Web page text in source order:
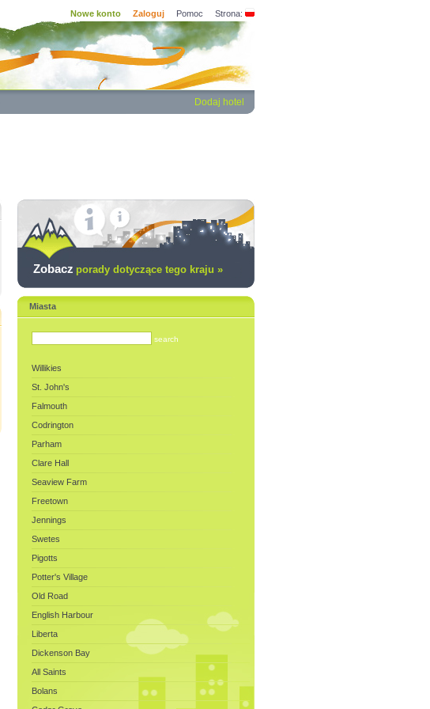
Nowe konto Zaloguj Pomoc Strona:
Dodaj hotel
Zobacz porady dotyczące tego kraju »
Miasta
Willikies
St. John's
Falmouth
Codrington
Parham
Clare Hall
Seaview Farm
Freetown
Jennings
Swetes
Pigotts
Potter's Village
Old Road
English Harbour
Liberta
Dickenson Bay
All Saints
Bolans